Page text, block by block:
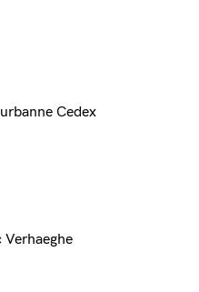
Cedex